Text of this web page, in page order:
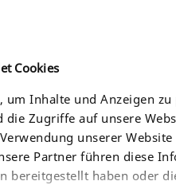
Cookies
um Inhalte und Anzeigen
die Zugriffe auf unsere
unserer
Partner führen diese
bereitgestellt haben oder
COMPANY